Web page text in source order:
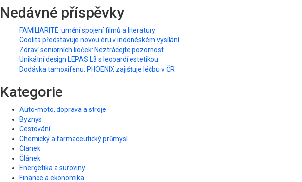
Nedávné příspěvky
FAMILIARITÉ: umění spojení filmů a literatury
Coolita představuje novou éru v indonéském vysílání
Zdraví seniorních koček: Neztrácejte pozornost
Unikátní design LEPAS L8 s leopardí estetikou
Dodávka tamoxifenu: PHOENIX zajišťuje léčbu v ČR
Kategorie
Auto-moto, doprava a stroje
Byznys
Cestování
Chemický a farmaceutický průmysl
Článek
Článek
Energetika a suroviny
Finance a ekonomika